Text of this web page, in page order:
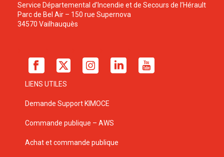
Service Départemental d’Incendie et de Secours de l’Hérault
Parc de Bel Air – 150 rue Supernova
34570 Vailhauquès
LIENS UTILES
Demande Support KIMOCE
Commande publique – AWS
Achat et commande publique